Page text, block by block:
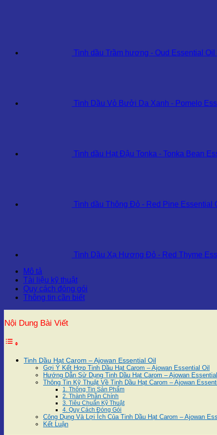
Tinh dầu Trầm hương - Oud Essential Oil
Tinh Dầu Vỏ Bưởi Da Xanh - Pomelo
Tinh dầu Hạt Đậu Tonka - Tonka Bean
Tinh dầu Thông Đỏ - Red Pine Essential
Tinh Dầu Xạ Hương Đỏ - Red Thyme
Mô tả
Tài liệu kỹ thuật
Quy cách đóng gói
Thông tin cần biết
Nội Dung Bài Viết
Tinh Dầu Hạt Carom – Ajowan Essential Oil
Gợi Ý Kết Hợp Tinh Dầu Hạt Carom – Ajowan Essential Oil
Hướng Dẫn Sử Dụng Tinh Dầu Hạt Carom – Ajowan
Thông Tin Kỹ Thuật Về Tinh Dầu Hạt Carom – Ajowan
1. Thông Tin Sản Phẩm
2. Thành Phần Chính
3. Tiêu Chuẩn Kỹ Thuật
4. Quy Cách Đóng Gói
Công Dụng Và Lợi Ích Của Tinh Dầu Hạt Carom – Ajowan
Kết Luận